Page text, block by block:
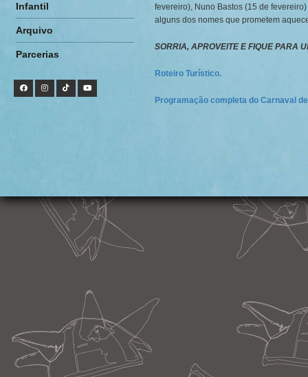
Infantil
Arquivo
Parcerias
fevereiro), Nuno Bastos (15 de
alguns dos nomes que prometem
SORRIA, APROVEITE E FIQUE PARA
Roteiro Turístico.
Programação completa do Carnaval